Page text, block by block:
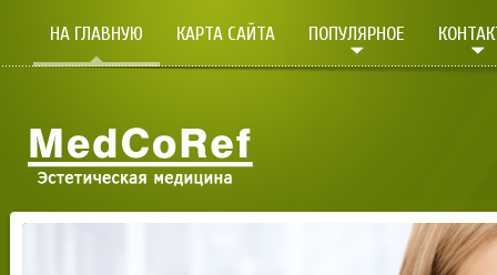
НА ГЛАВНУЮ КАРТА САЙТА ПОПУЛЯРНОЕ